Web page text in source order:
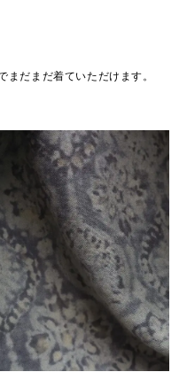
だまだ着ていただけます。